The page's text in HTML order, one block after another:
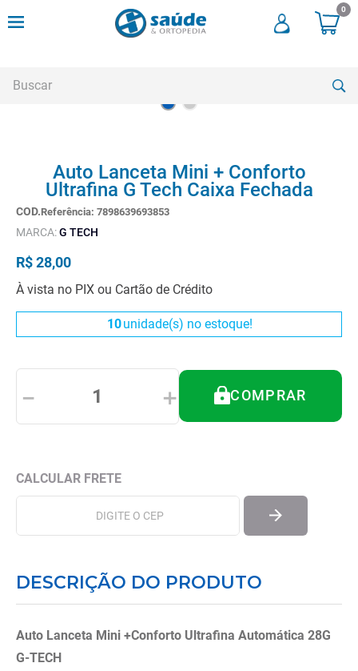
0
Auto Lanceta Mini + Conforto
Ultrafina G Tech Caixa Fechada
Referência: 7898639693853
MARCA:G TECH
R$28,00
À vista no PIX ou Cartão de Crédito
10unidade(s) no estoque!
＋
－ COMPRAR
DESCRIÇÃO DO PRODUTO
Auto Lanceta Mini +Conforto Ultrafina Automática 28G
G-TECH
andadores
meia compressao
3º
cadeira rodas
4º
andador
5º
cadeira rodas agile
6º
cadeira higienica
7º
munique
8º
tipoia
º
imobilizador joelho
10º bota imobilizadora